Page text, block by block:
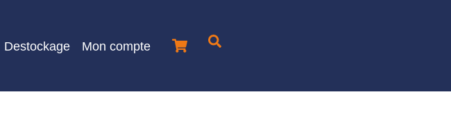
Cart
Destockage Mon compte